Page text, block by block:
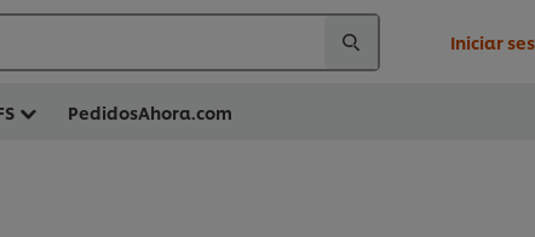
Iniciar
PedidosAhora.com